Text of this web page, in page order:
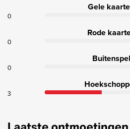
Gele
0
Rode
0
Buitenspel
0
3